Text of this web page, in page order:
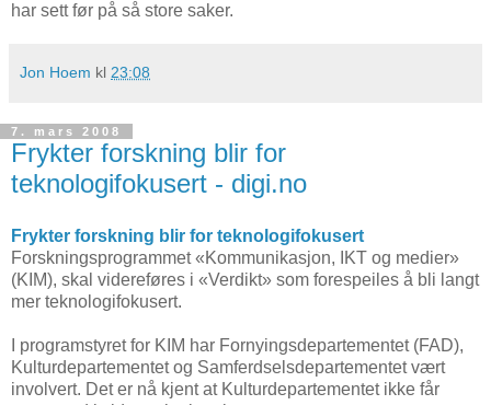
har sett før på så store saker.
Jon Hoem kl 23:08
7. mars 2008
Frykter forskning blir for
teknologifokusert - digi.no
Frykter forskning blir for teknologifokusert
Forskningsprogrammet «Kommunikasjon, IKT og medier»
(KIM), skal videreføres i «Verdikt» som forespeiles å bli langt
mer teknologifokusert.
I programstyret for KIM har Fornyingsdepartementet (FAD),
Kulturdepartementet og Samferdselsdepartementet vært
involvert. Det er nå kjent at Kulturdepartementet ikke får